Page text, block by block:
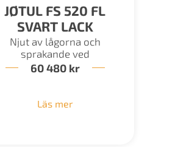
JØTUL FS 520 FL
SVART LACK
Njut av lågorna och
sprakande ved
60 480 kr
Läs mer